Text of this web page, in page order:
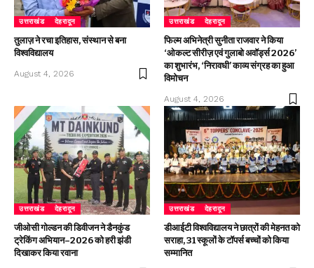
उत्तराखंड देहरादून
तुलाज़ ने रचा इतिहास, संस्थान से बना
विश्वविद्यालय
August 4, 2026
उत्तराखंड देहरादून
फिल्म अभिनेत्री सुनीता राजवार ने किया
‘ओकल्ट सीरीज़ एवं गुलाबो अवॉर्ड्स 2026’
का शुभारंभ, ‘निरावधी’ काव्य संग्रह का हुआ
विमोचन
August 4, 2026
उत्तराखंड देहरादून
जीओसी गोल्डन की डिवीजन ने डैनकुंड
ट्रेकिंग अभियान–2026 को हरी झंडी
दिखाकर किया रवाना
उत्तराखंड देहरादून
डीआईटी विश्वविद्यालय ने छात्रों की मेहनत को
सराहा, 31 स्कूलों के टॉपर्स बच्चों को किया
सम्मानित